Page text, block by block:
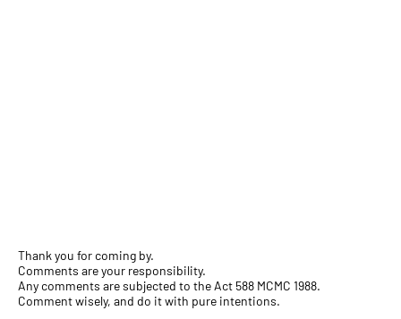
Thank you for coming by.
Comments are your responsibility.
Any comments are subjected to the Act 588 MCMC 1988.
Comment wisely, and do it with pure intentions.